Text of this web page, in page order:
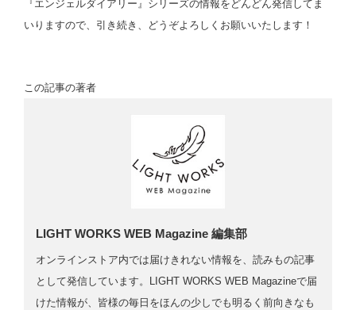
『エンジェルダイアリー』シリーズの情報をどんどん発信してま
いりますので、引き続き、どうぞよろしくお願いいたします！
この記事の著者
LIGHT WORKS WEB Magazine 編集部
オンラインストア内では届けきれない情報を、読みもの記事
として発信しています。LIGHT WORKS WEB Magazineで届
けた情報が、皆様の毎日をほんの少しでも明るく前向きなも